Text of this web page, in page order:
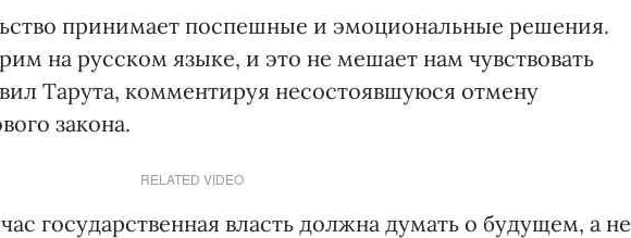
принимает поспешные и эмоциональные решения.
на русском языке, и это не мешает нам чувствовать
Тарута, комментируя несостоявшуюся отмену
закона.
RELATED VIDEO
государственная власть должна думать о будущем, а не